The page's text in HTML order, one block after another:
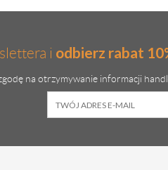
i odbierz rabat
na otrzymywanie informacji